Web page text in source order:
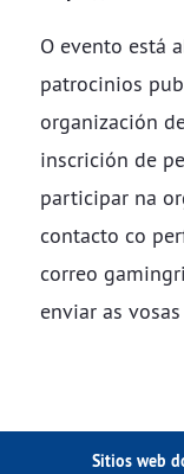
O evento está
patrocinios
organización
inscrición de
participar na
contacto co
correo
enviar as
Sitios web